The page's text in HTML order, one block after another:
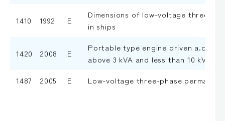
1410 1992 E
Dimensions of low-voltage three-
in ships
1420 2008 E
Portable type engine driven a.c.
above 3 kVA and less than 10 kVA
1487
2005 E Low-voltage three-phase